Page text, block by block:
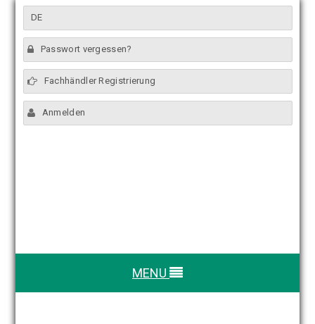
DE
Passwort vergessen?
Fachhändler Registrierung
Anmelden
MENU